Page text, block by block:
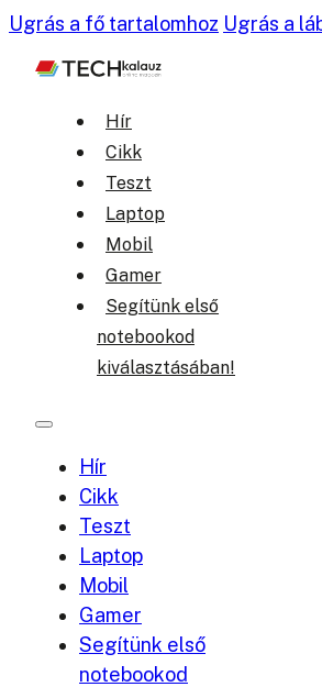
Ugrás a fő tartalomhoz Ugrás a
Hír
Cikk
Teszt
Laptop
Mobil
Gamer
Segítünk első
notebookod
kiválasztásában!
Hír
Cikk
Teszt
Laptop
Mobil
Gamer
Segítünk első
notebookod